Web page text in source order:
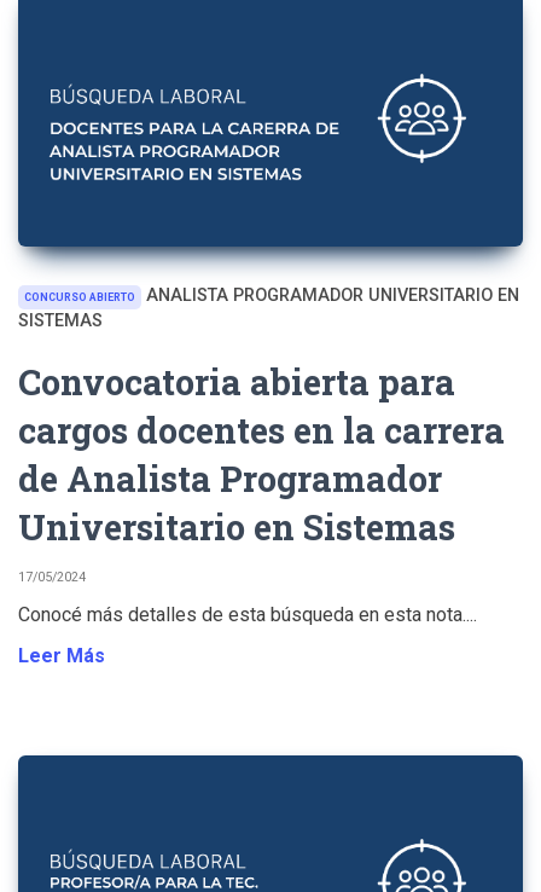
CONCURSO ABIERTO
ANALISTA PROGRAMADOR UNIVERSITARIO EN
SISTEMAS
Convocatoria abierta para
cargos docentes en la carrera
de Analista Programador
Universitario en Sistemas
17/05/2024
Conocé más detalles de esta búsqueda en esta nota....
Leer Más